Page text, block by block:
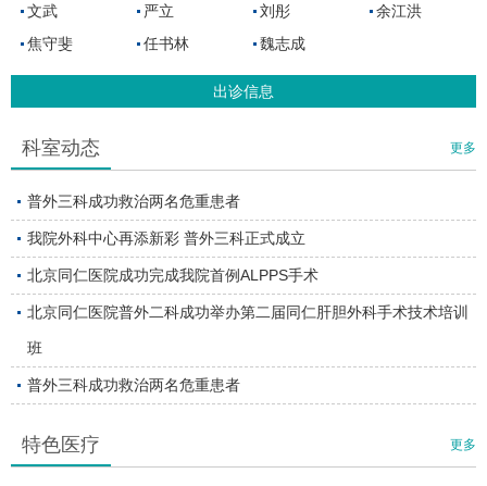
文武
严立 刘彤
余江洪
焦守斐
任书林 魏志成
出诊信息
更多
科室动态
普外三科成功救治两名危重患者
我院外科中心再添新彩 普外三科正式成立
北京同仁医院成功完成我院首例ALPPS手术
北京同仁医院普外二科成功举办第二届同仁肝胆外科手术技术培训
班
普外三科成功救治两名危重患者
更多
特色医疗